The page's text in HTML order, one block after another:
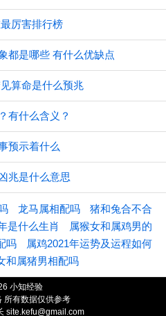
厉害排行榜
都是哪些 有什么优缺点
算命是什么预兆
有什么含义？
预示着什么
兆是什么意思
龙马属相配吗
猪和兔合不合
是什么生肖
属猴女和属鸡男的
吗
属鸡2021年运势及运程如何
和属猪男相配吗
小知经验
所有数据仅供参考
site.kefu@gmail.com